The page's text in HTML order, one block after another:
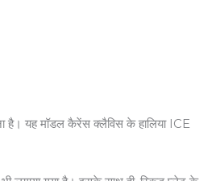
है। यह मॉडल कैरेंस क्लैविस के हालिया ICE